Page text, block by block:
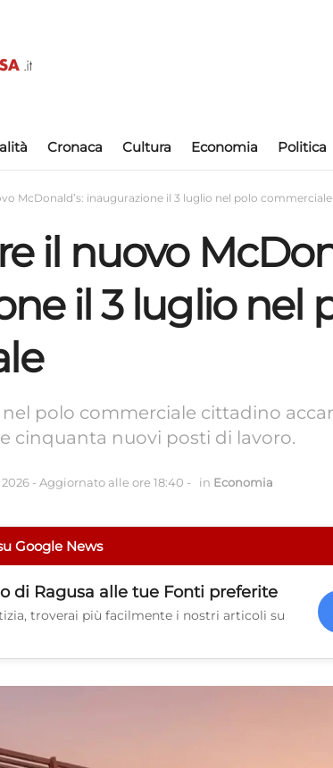
Cronaca Cultura Economia Politica
McDonald’s: inaugurazione il 3 luglio nel polo commerciale
il nuovo
il 3 luglio nel
polo commerciale cittadino
cinquanta nuovi posti di lavoro.
- Aggiornato alle ore 18:40 - in Economia
Google News
di Ragusa alle tue Fonti preferite
troverai più facilmente i nostri articoli su